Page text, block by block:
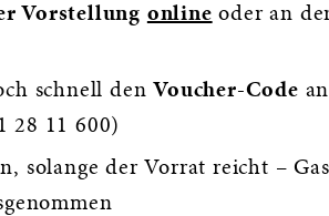
Vorstellung online oder an
schnell den Voucher-Code
28 11 600)
solange der Vorrat reicht –